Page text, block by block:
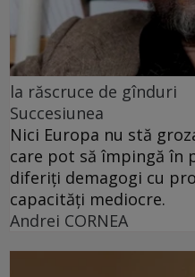
la răscruce de gînduri
Succesiunea
Nici Europa nu stă
care pot să împingă în
diferiți demagogi cu
capacități mediocre.
Andrei CORNEA